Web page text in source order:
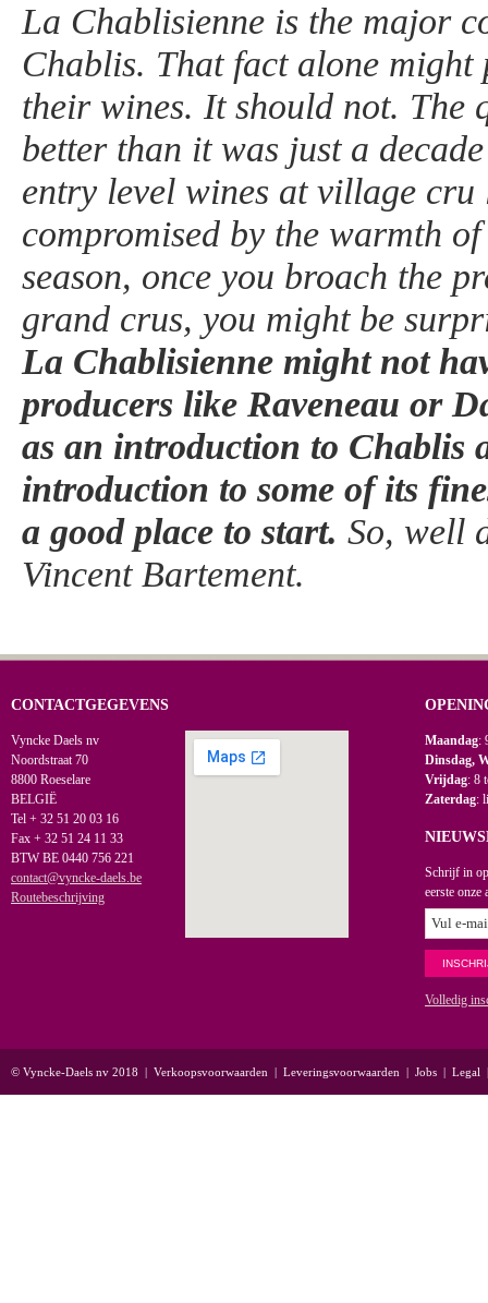
La Chablisienne is the major
Chablis. That fact alone might
their wines. It should not. The
better than it was just a
entry level wines at village cru
compromised by the warmth
season, once you broach the
grand crus, you might be
La Chablisienne might not
producers like Raveneau or
as an introduction to Chablis
introduction to some of its
a good place to start. So, well
Vincent Bartement.
CONTACTGEGEVENS
Vyncke Daels nv
Noordstraat 70
8800 Roeselare
BELGIË
Tel + 32 51 20 03 16
Fax + 32 51 24 11 33
BTW BE 0440 756 221
contact@vyncke-daels.be
Routebeschrijving
Maandag:
Dinsdag,
Vrijdag: 8
Zaterdag:
Schrijf in
eerste onze
Volledig
© Vyncke-Daels nv 2018 | Verkoopsvoorwaarden | Leveringsvoorwaarden | Jobs | Legal